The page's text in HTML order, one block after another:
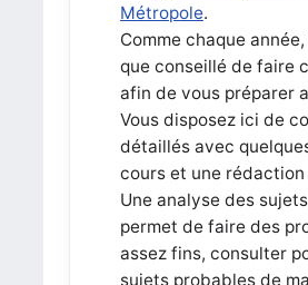
Métropole.
Comme chaque
que conseillé de faire
afin de vous préparer
Vous disposez ici de
détaillés avec
cours et une rédaction
Une analyse des
permet de faire des
assez fins, consulter
sujets probables de